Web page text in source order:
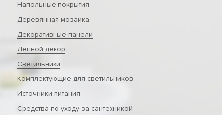
Напольные покрытия
Деревянная мозаика
Декоративные панели
Лепной декор
Светильники
Комплектующие для светильников
Источники питания
Средства по уходу за сантехникой